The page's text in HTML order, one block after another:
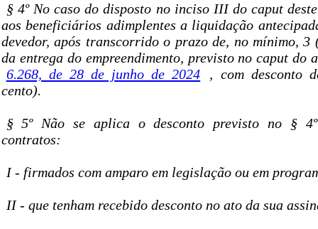
§ 4º No caso do disposto no inciso III do caput
aos beneficiários adimplentes a liquidação
devedor, após transcorrido o prazo de, no mínimo, 3
da entrega do empreendimento, previsto no caput do
6.268, de 28 de junho de 2024
, com desconto
cento).
§ 5º Não se aplica o desconto previsto no §
contratos:
I - firmados com amparo em legislação ou em
II - que tenham recebido desconto no ato da sua